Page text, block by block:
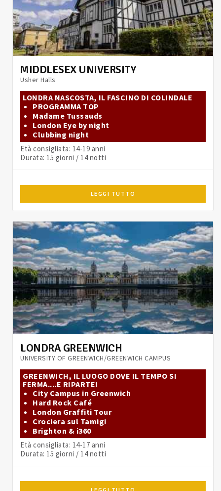
MIDDLESEX UNIVERSITY
Usher Halls
LONDRA NASCOSTA, IL FASCINO DI COLINDALE
PROGRAMMA TOP
Madame Tussauds
London Eye by night
Clubbing night
Età consigliata: 14-19 anni
Durata: 15 giorni / 14 notti
LEGGI TUTTO
LONDRA GREENWICH
UNIVERSITY OF GREENWICH/GREENWICH CAMPUS
GREENWICH, IL LUOGO DOVE IL TEMPO SI
FERMA....E RIPARTE!
City Campus in Greenwich
Hard Rock Café
London Graffiti Tour
Crociera sul Tamigi
Brighton & i360
Età consigliata: 14-17 anni
Durata: 15 giorni / 14 notti